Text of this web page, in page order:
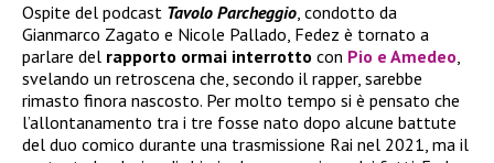
Ospite del podcast Tavolo Parcheggio, condotto da
Gianmarco Zagato e Nicole Pallado, Fedez è tornato a
parlare del rapporto ormai interrotto con Pio e Amedeo,
svelando un retroscena che, secondo il rapper, sarebbe
rimasto finora nascosto. Per molto tempo si è pensato che
l’allontanamento tra i tre fosse nato dopo alcune battute
del duo comico durante una trasmissione Rai nel 2021, ma il